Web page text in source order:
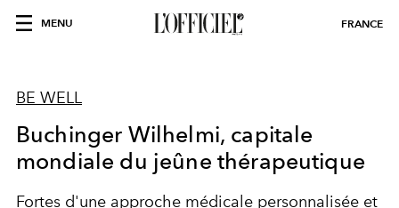
MENU FRANCE
BE WELL
Buchinger Wilhelmi, capitale
mondiale du jeûne thérapeutique
Fortes d'une approche médicale personnalisée et